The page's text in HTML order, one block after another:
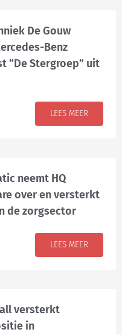
De Gouw
Benz
“De Stergroep” uit
LEES MEER
neemt HQ
over en versterkt
de zorgsector
LEES MEER
versterkt
in